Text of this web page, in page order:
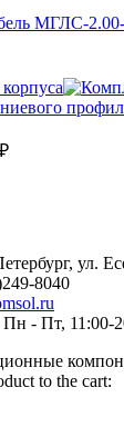
МГЛС-
₽
ул.
8040
Пн - Пт, 11:00-
to the cart: